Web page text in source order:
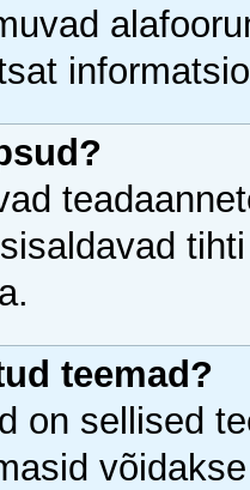
teemad?
on sellised